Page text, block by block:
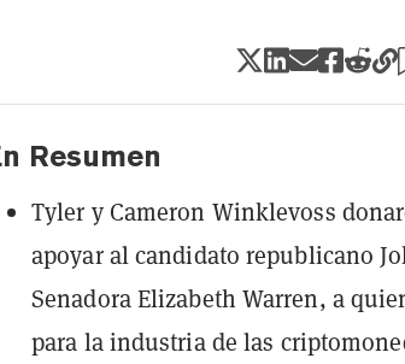
Resumen
Tyler y Cameron Winklevoss
apoyar al candidato republicano
Senadora Elizabeth Warren, a
para la industria de las